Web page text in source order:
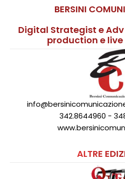
BERSINI
Digital Strategist e
production e
342.8644960 -
ALTRE